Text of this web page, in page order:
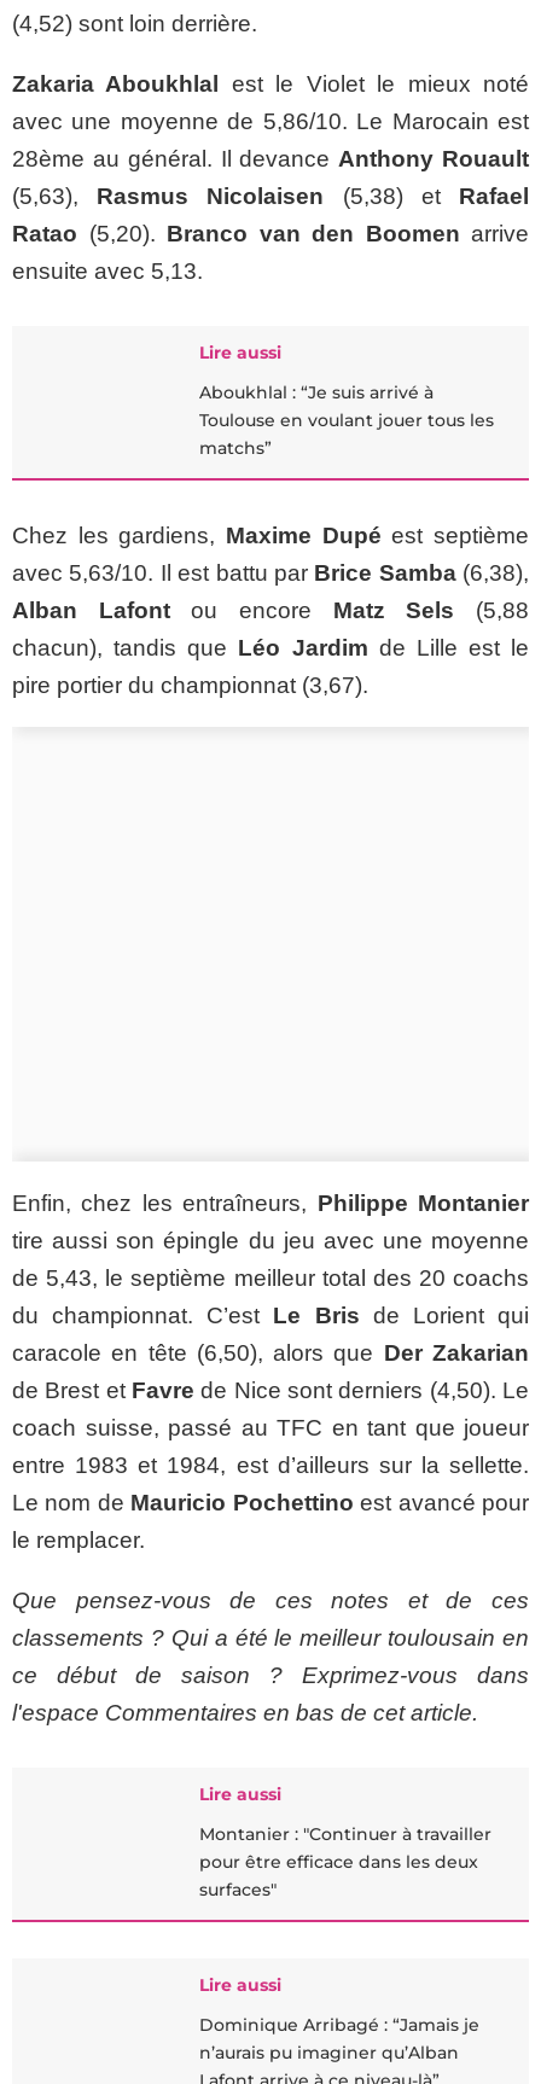
(4,52) sont loin derrière.
Zakaria Aboukhlal
est le Violet le mieux noté
avec une moyenne de 5,86/10. Le Marocain est
28ème au général. Il devance Anthony Rouault
(5,63), Rasmus Nicolaisen (5,38) et Rafael
Ratao (5,20). Branco van den Boomen arrive
ensuite avec 5,13.
Lire aussi
Aboukhlal : “Je suis arrivé à
Toulouse en voulant jouer tous les
matchs”
Chez les gardiens, Maxime Dupé est septième
avec 5,63/10. Il est battu par Brice Samba(6,38),
Alban Lafontou encore Matz Sels (5,88
chacun), tandis que Léo Jardim de Lille est le
pire portier du championnat (3,67).
Enfin, chez les entraîneurs, Philippe Montanier
tire aussi son épingle du jeu avec une moyenne
de 5,43, le septième meilleur total des 20 coachs
du championnat. C’est Le Bris de Lorient qui
caracole en tête (6,50), alors que Der Zakarian
de Brest et Favrede Nice sont derniers (4,50). Le
coach suisse, passé au TFC en tant que joueur
entre 1983 et 1984, est d’ailleurs sur la sellette.
Le nom de Mauricio Pochettino est avancé pour
le remplacer.
Que pensez-vous de ces notes et de ces
classements ? Qui a été le meilleur toulousain en
ce début de saison ? Exprimez-vous dans
l'espace Commentaires en bas de cet article.
Lire aussi
Montanier : "Continuer à travailler
pour être efficace dans les deux
surfaces"
Lire aussi
Dominique Arribagé : “Jamais je
n’aurais pu imaginer qu’Alban